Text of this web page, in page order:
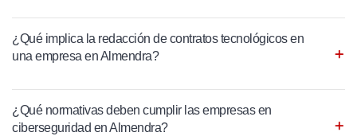
¿Qué implica la redacción de contratos tecnológicos en
una empresa en Almendra?
¿Qué normativas deben cumplir las empresas en
ciberseguridad en Almendra?